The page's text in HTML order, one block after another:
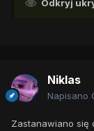
Odkryj
Niklas
Napisano
Zastanawiano się